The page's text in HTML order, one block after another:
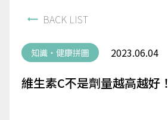
健益快訊
BACK LIST
知識・健康拼圖 2023.06.04
維生素C不是劑量越高越好！